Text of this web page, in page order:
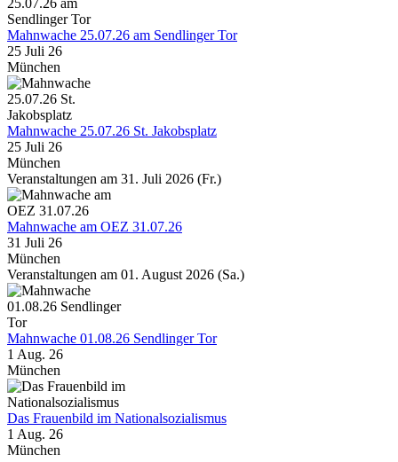
Mahnwache 25.07.26 am Sendlinger Tor
25 Juli 26
München
Mahnwache 25.07.26 St. Jakobsplatz
25 Juli 26
München
Veranstaltungen am 31. Juli 2026 (Fr.)
Mahnwache am OEZ 31.07.26
31 Juli 26
München
Veranstaltungen am 01. August 2026 (Sa.)
Mahnwache 01.08.26 Sendlinger Tor
1 Aug. 26
München
Das Frauenbild im Nationalsozialismus
1 Aug. 26
München